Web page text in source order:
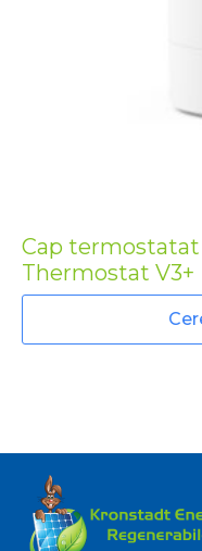
Cap
Thermostat V3+